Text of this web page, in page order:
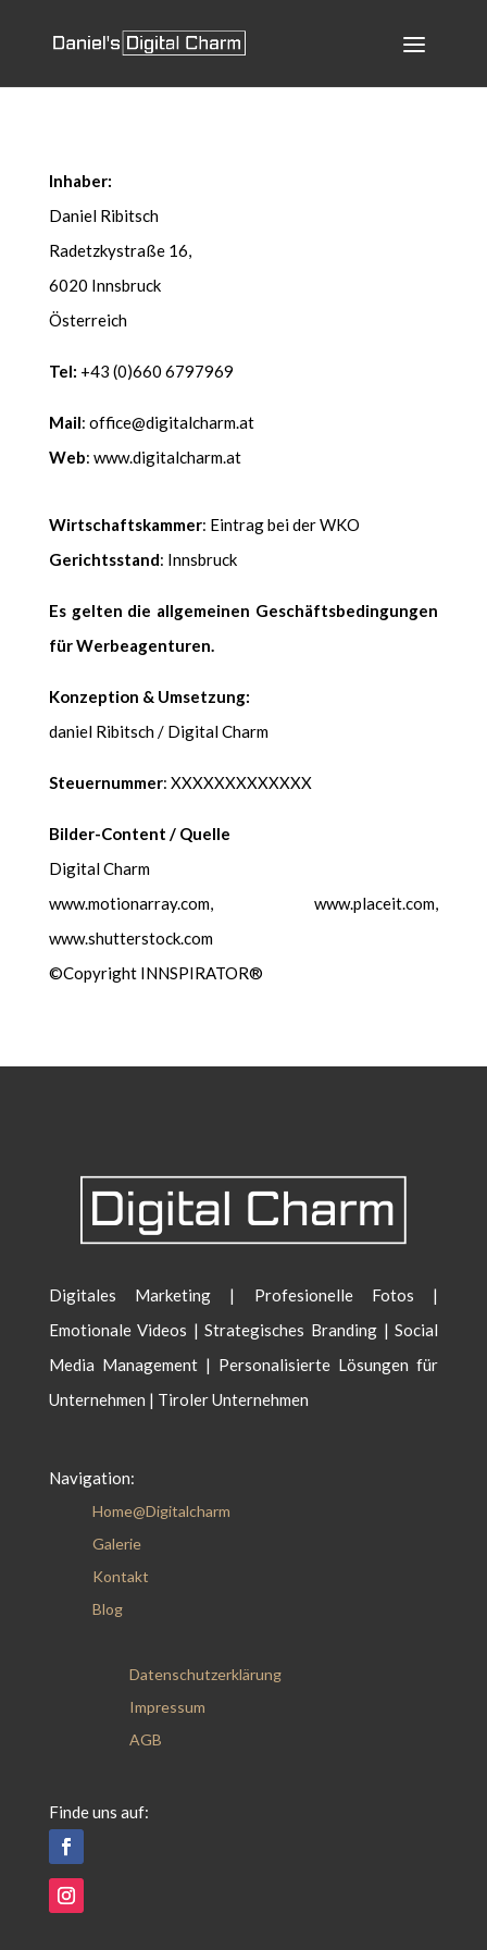
Inhab­er:
Daniel Ribitsch
Radet­zkys­traße 16,
6020 Inns­bruck
Öster­re­ich
Tel: +43 (0)660 6797969
Mail: office@digitalcharm.at
Web: www.digitalcharm.at
Wirtschaft­skam­mer: Ein­trag bei der WKO
Gerichts­stand: Inns­bruck
Es gel­ten die all­ge­meinen Geschäfts­be­din­gun­gen
für Wer­beagen­turen.
Konzep­tion & Umset­zung:
daniel Ribitsch / Dig­i­tal Charm
Steuer­num­mer: XXXXXXXXXXXXX
Bilder-Con­tent / Quelle
Dig­i­tal Charm
www.motionarray.com, www.placeit.com,
www.shutterstock.com
©Copy­right INNSPIRATOR®
Digitales Marketing | Profesionelle Fotos |
Emotionale Videos | Strategisches Branding | Social
Media Management | Personalisierte Lösungen für
Unternehmen | Tiroler Unternehmen
Navigation:
Home@Digitalcharm
Galerie
Kontakt
Blog
Datenschutzerklärung
Impressum
AGB
Finde uns auf: